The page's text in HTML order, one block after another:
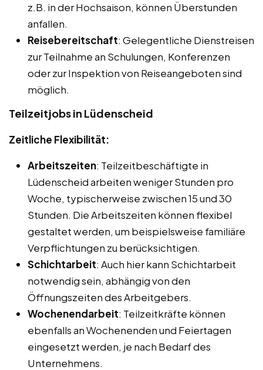
z.B. in der Hochsaison, können Überstunden
anfallen.
Reisebereitschaft: Gelegentliche Dienstreisen
zur Teilnahme an Schulungen, Konferenzen
oder zur Inspektion von Reiseangeboten sind
möglich.
Teilzeitjobs in Lüdenscheid
Zeitliche Flexibilität:
Arbeitszeiten: Teilzeitbeschäftigte in
Lüdenscheid arbeiten weniger Stunden pro
Woche, typischerweise zwischen 15 und 30
Stunden. Die Arbeitszeiten können flexibel
gestaltet werden, um beispielsweise familiäre
Verpflichtungen zu berücksichtigen.
Schichtarbeit: Auch hier kann Schichtarbeit
notwendig sein, abhängig von den
Öffnungszeiten des Arbeitgebers.
Wochenendarbeit: Teilzeitkräfte können
ebenfalls an Wochenenden und Feiertagen
eingesetzt werden, je nach Bedarf des
Unternehmens.